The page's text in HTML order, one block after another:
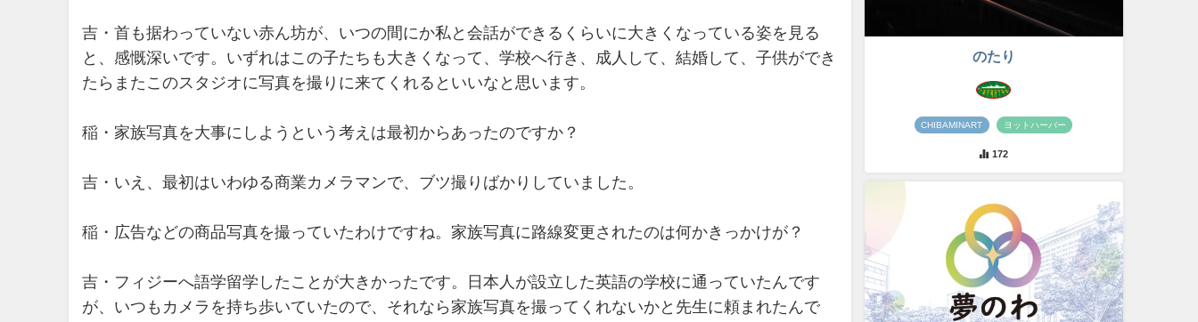
吉・首も据わっていない赤ん坊が、いつの間にか私と会話ができるくらいに大きくなっている姿を見る
と、感慨深いです。いずれはこの子たちも大きくなって、学校へ行き、成人して、結婚して、子供ができ
たらまたこのスタジオに写真を撮りに来てくれるといいなと思います。
稲・家族写真を大事にしようという考えは最初からあったのですか？
吉・いえ、最初はいわゆる商業カメラマンで、ブツ撮りばかりしていました。
稲・広告などの商品写真を撮っていたわけですね。家族写真に路線変更されたのは何かきっかけが？
吉・フィジーへ語学留学したことが大きかったです。日本人が設立した英語の学校に通っていたんです
が、いつもカメラを持ち歩いていたので、それなら家族写真を撮ってくれないかと先生に頼まれたんで
のたり
CHIBAMINART ヨットハーバー
172